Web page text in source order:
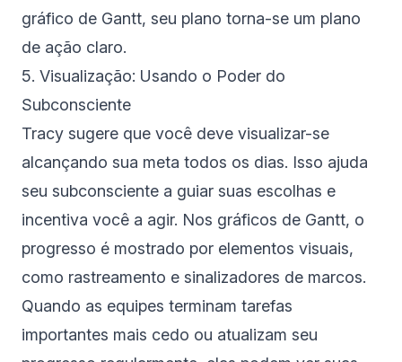
gráfico de Gantt, seu plano torna-se um plano
de ação claro.
5. Visualização: Usando o Poder do
Subconsciente
Tracy sugere que você deve visualizar-se
alcançando sua meta todos os dias. Isso ajuda
seu subconsciente a guiar suas escolhas e
incentiva você a agir. Nos gráficos de Gantt, o
progresso é mostrado por elementos visuais,
como rastreamento e sinalizadores de marcos.
Quando as equipes terminam tarefas
importantes mais cedo ou atualizam seu